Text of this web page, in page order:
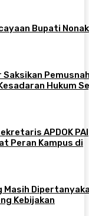
Bupati
Hukum
APDOK PAI
Peran Kampus di
Masih
Kebijakan